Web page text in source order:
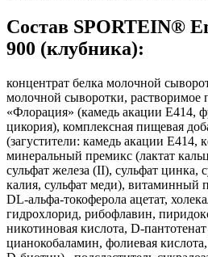
Состав SPORTEIN®
900 (клубника):
концентрат белка молочной
молочной сыворотки, растворимое
«Флорация» (камедь акации E414,
цикория), комплексная пищевая
(загустители: камедь акации E414,
минеральный премикс (лактат
сульфат железа (II), сульфат цинка,
калия, сульфат меди), витаминный
DL-альфа-токоферола ацетат,
гидрохлорид, рибофлавин,
никотиновая кислота, D-
цианокобаламин, фолиевая